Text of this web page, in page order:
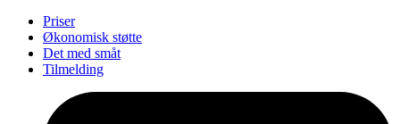
Priser
Økonomisk støtte
Det med småt
Tilmelding